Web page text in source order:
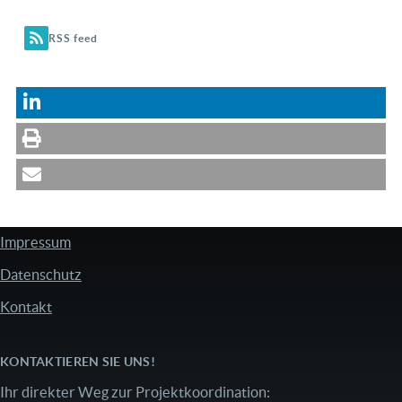
RSS feed
FUSSZEILE
Impressum
Datenschutz
Kontakt
KONTAKTIEREN SIE UNS!
Ihr direkter Weg zur Projektkoordination: